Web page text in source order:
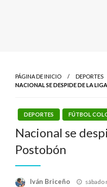
PÁGINA DE INICIO
DEPORTES
NACIONAL SE DESPIDE DE LA
DEPORTES FÚTBOL
Nacional se
Postobón
Iván Briceño sábado